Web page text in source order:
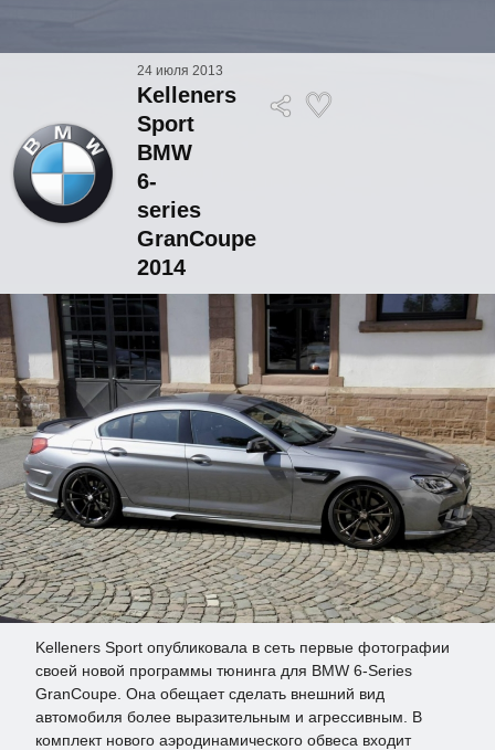
24 июля 2013
Kelleners
Sport
BMW
6-
series
GranCoupe
2014
Kelleners Sport опубликовала в сеть первые фотографии
своей новой программы тюнинга для BMW 6-Series
GranCoupe. Она обещает сделать внешний вид
автомобиля более выразительным и агрессивным. В
комплект нового аэродинамического обвеса входит